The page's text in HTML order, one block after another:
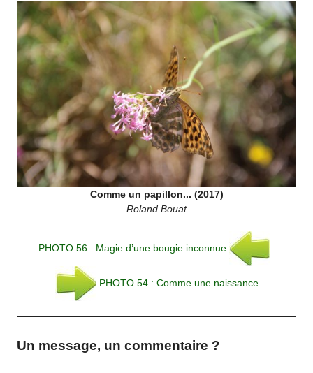
Comme un papillon... (2017)
Roland Bouat
PHOTO 56 : Magie d’une bougie inconnue
PHOTO 54 : Comme une naissance
Un message, un commentaire ?